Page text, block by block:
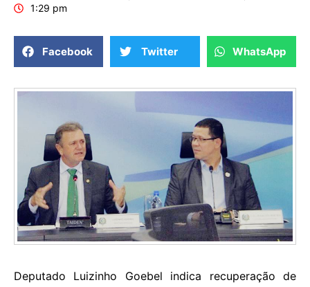
1:29 pm
Facebook Twitter WhatsApp
Deputado Luizinho Goebel indica recuperação de